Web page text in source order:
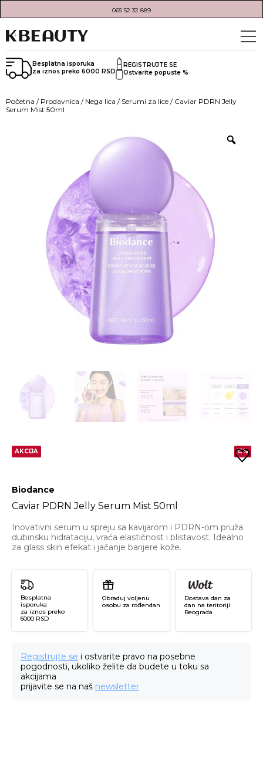
065 52 32 889
Besplatna isporuka
za iznos preko 6000 RSD
REGISTRUJTE SE
Ostvarite popuste %
Početna / Prodavnica / Nega lica / Serumi za lice / Caviar PDRN Jelly
Serum Mist 50ml
AKCIJA 15%
Biodance
Caviar PDRN Jelly Serum Mist 50ml
Inovativni serum u spreju sa kavijarom i PDRN-om pruža
dubinsku hidrataciju, vraća elastičnost i blistavost. Idealno
za glass skin efekat i jačanje barijere kože.
Besplatna
isporuka
za iznos preko
6000 RSD
Obraduj voljenu
osobu za rođendan
Dostava dan za
dan na teritoriji
Beograda
Registrujte se i ostvarite pravo na posebne
pogodnosti, ukoliko želite da budete u toku sa
akcijama
prijavite se na naš newsletter